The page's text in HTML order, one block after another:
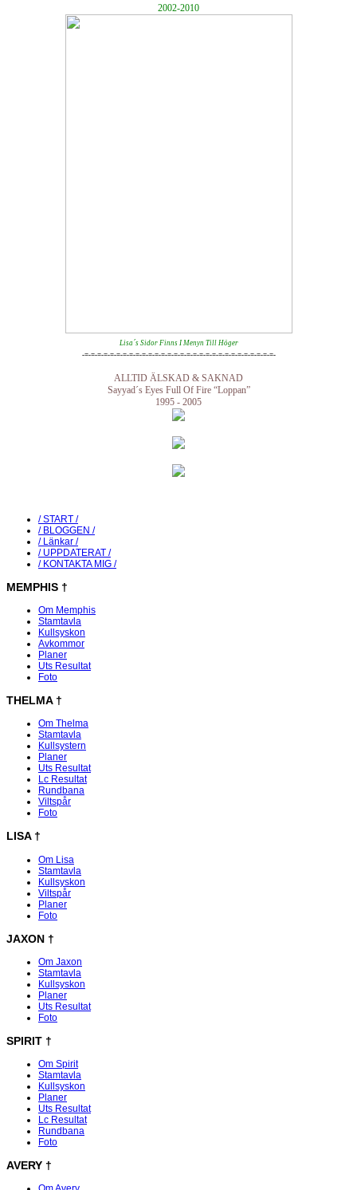
2002-2010
Lisa´s Sidor Finns I Menyn Till Höger
-=-=-=-=-=-=-=-=-=-=-=-=-=-=-=-=-=-=-=-=-=-=-=-=-=-=-=-=-=-=-
ALLTID ÄLSKAD & SAKNAD
Sayyad´s Eyes Full Of Fire “Loppan”
1995 - 2005
/ START /
/ BLOGGEN /
/ Länkar /
/ UPPDATERAT /
/ KONTAKTA MIG /
MEMPHIS †
Om Memphis
Stamtavla
Kullsyskon
Avkommor
Planer
Uts Resultat
Foto
THELMA †
Om Thelma
Stamtavla
Kullsystern
Planer
Uts Resultat
Lc Resultat
Rundbana
Viltspår
Foto
LISA †
Om Lisa
Stamtavla
Kullsyskon
Viltspår
Planer
Foto
JAXON †
Om Jaxon
Stamtavla
Kullsyskon
Planer
Uts Resultat
Foto
SPIRIT †
Om Spirit
Stamtavla
Kullsyskon
Planer
Uts Resultat
Lc Resultat
Rundbana
Foto
AVERY †